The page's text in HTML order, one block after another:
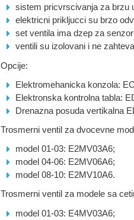
sistem pricvrscivanja za brzu
elektricni prikljucci su brzo
set ventila ima dzep za
ventili su izolovani i ne
Opcije:
Elektromehanicka konzola:
Elektronska kontrolna tabla:
Drenazna posuda vertikalna
Trosmerni ventil za dvocevne
model 01-03: E2MV03A6;
model 04-06: E2MV06A6;
model 08-10: E2MV10A6.
Trosmerni ventil za modele sa
model 01-03: E4MV03A6;